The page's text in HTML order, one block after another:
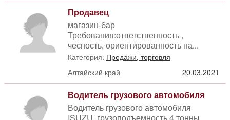
Продавец
магазин-бар
Требования:ответственность ,
чесность, ориентированность на...
Категория: Продажи, торговля
Алтайский край
20.03.2021
Водитель грузового автомобиля
Водитель грузового автомобиля